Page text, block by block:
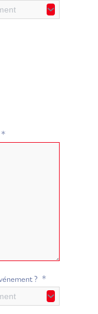
*
? *